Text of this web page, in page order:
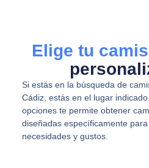
Elige tu
Si estás en la búsqueda de
Cádiz, estás en el lugar
opciones te permite obtener
diseñadas específicamente
necesidades y gustos.